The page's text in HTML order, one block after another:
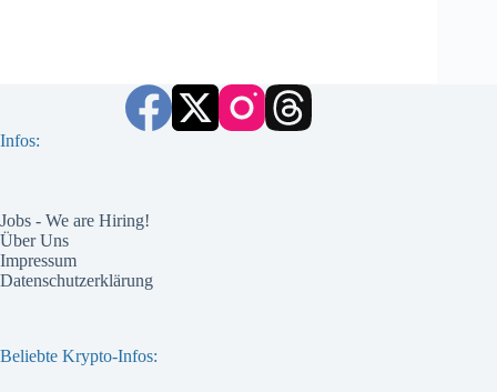
Infos:
Jobs - We are Hiring!
Über Uns
Impressum
Datenschutzerklärung
Beliebte Krypto-Infos: